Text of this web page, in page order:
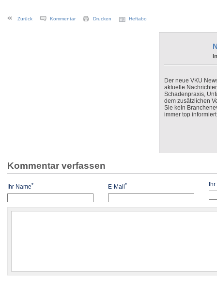
Zurück Kommentar Drucken Heftabo
Der neue VKU
aktuelle
Schadenpraxis,
dem zusätzlichen
Sie kein
immer top
Kommentar verfassen
Ihr Name* E-Mail *